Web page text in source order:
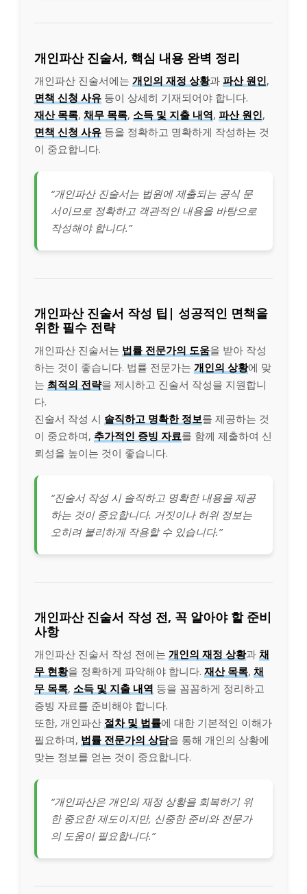
개인파산 진술서, 핵심 내용 완벽 정리
개인파산 진술서에는 개인의 재정 상황과 파산 원인,
면책 신청 사유 등이 상세히 기재되어야 합니다.
재산 목록, 채무 목록, 소득 및 지출 내역, 파산 원인,
면책 신청 사유 등을 정확하고 명확하게 작성하는 것
이 중요합니다.
“개인파산 진술서는 법원에 제출되는 공식 문
서이므로 정확하고 객관적인 내용을 바탕으로
작성해야 합니다.”
개인파산 진술서 작성 팁| 성공적인 면책을
위한 필수 전략
개인파산 진술서는 법률 전문가의 도움을 받아 작성
하는 것이 좋습니다. 법률 전문가는 개인의 상황에 맞
는 최적의 전략을 제시하고 진술서 작성을 지원합니
다.
진술서 작성 시 솔직하고 명확한 정보를 제공하는 것
이 중요하며, 추가적인 증빙 자료를 함께 제출하여 신
뢰성을 높이는 것이 좋습니다.
“진술서 작성 시 솔직하고 명확한 내용을 제공
하는 것이 중요합니다. 거짓이나 허위 정보는
오히려 불리하게 작용할 수 있습니다.”
개인파산 진술서 작성 전, 꼭 알아야 할 준비
사항
개인파산 진술서 작성 전에는 개인의 재정 상황과 채
무 현황을 정확하게 파악해야 합니다. 재산 목록, 채
무 목록, 소득 및 지출 내역 등을 꼼꼼하게 정리하고
증빙 자료를 준비해야 합니다.
또한, 개인파산 절차 및 법률에 대한 기본적인 이해가
필요하며, 법률 전문가의 상담을 통해 개인의 상황에
맞는 정보를 얻는 것이 중요합니다.
“개인파산은 개인의 재정 상황을 회복하기 위
한 중요한 제도이지만, 신중한 준비와 전문가
의 도움이 필요합니다.”